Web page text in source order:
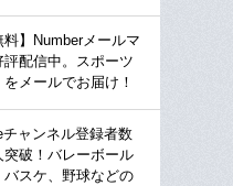
料】Numberメールマ
評配信中。スポーツ
メールでお届け！
チャンネル登録者数
突破！バレーボール
バスケ、野球などの